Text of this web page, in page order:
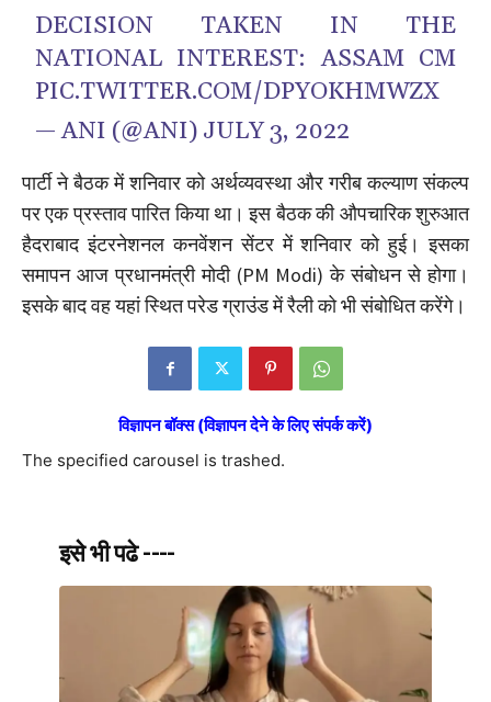
DECISION TAKEN IN THE
NATIONAL INTEREST: ASSAM CM
PIC.TWITTER.COM/DPYOKHMWZX
— ANI (@ANI) JULY 3, 2022
पार्टी ने बैठक में शनिवार को अर्थव्यवस्था और गरीब कल्याण संकल्प
पर एक प्रस्ताव पारित किया था। इस बैठक की औपचारिक शुरुआत
हैदराबाद इंटरनेशनल कनवेंशन सेंटर में शनिवार को हुई। इसका
समापन आज प्रधानमंत्री मोदी (PM Modi) के संबोधन से होगा।
इसके बाद वह यहां स्थित परेड ग्राउंड में रैली को भी संबोधित करेंगे।
विज्ञापन बॉक्स (विज्ञापन देने के लिए संपर्क करें)
The specified carousel is trashed.
इसे भी पढे ----